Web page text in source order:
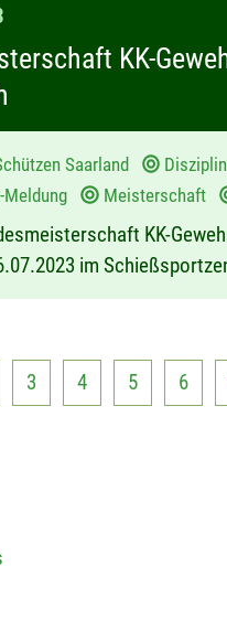
KK-
Saarland
Meisterschaft
KK-
im
3 4 5 6